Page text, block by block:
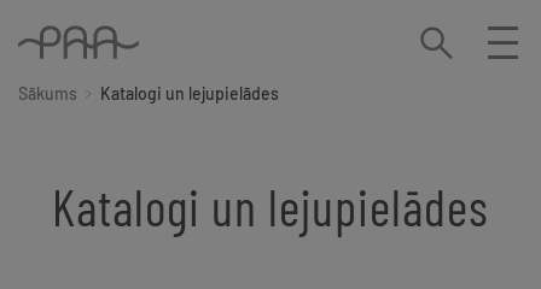
Sākums Katalogi un lejupielādes
Katalogi un lejupielādes